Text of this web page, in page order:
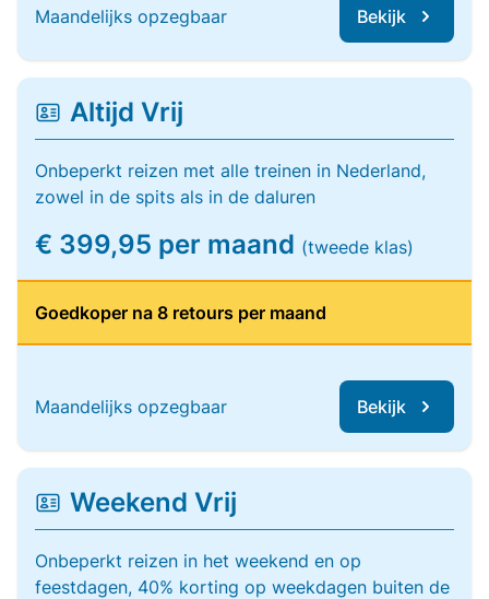
Maandelijks opzegbaar Bekijk
Altijd Vrij
Onbeperkt reizen met alle treinen in Nederland,
zowel in de spits als in de daluren
€ 399,95 per maand (tweede klas)
Goedkoper na 8 retours per maand
Maandelijks opzegbaar Bekijk
Weekend Vrij
Onbeperkt reizen in het weekend en op
feestdagen, 40% korting op weekdagen buiten de